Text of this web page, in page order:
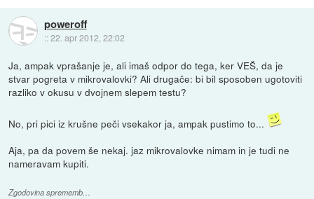
poweroff
::22. apr 2012, 22:02
Ja, ampak vprašanje je, ali imaš odpor do tega, ker VEŠ, da je
stvar pogreta v mikrovalovki? Ali drugače: bi bil sposoben ugotoviti
razliko v okusu v dvojnem slepem testu?
No, pri pici iz krušne peči vsekakor ja, ampak pustimo to...
Aja, pa da povem še nekaj. jaz mikrovalovke nimam in je tudi ne
nameravam kupiti.
Zgodovina sprememb…